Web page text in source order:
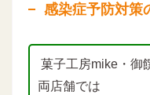
感染症予防対策
菓子工房mike・御
両店舗では